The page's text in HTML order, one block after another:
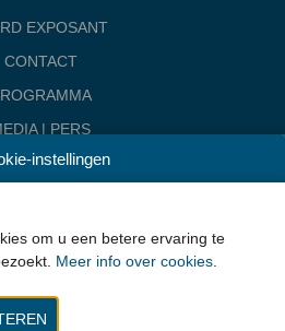
EXPOSANT
CONTACT
| PERS
2027 van 10.00 - 18.00
2027 van 10.00 - 22.00
instellingen
om u een betere ervaring te
Meer info over cookies